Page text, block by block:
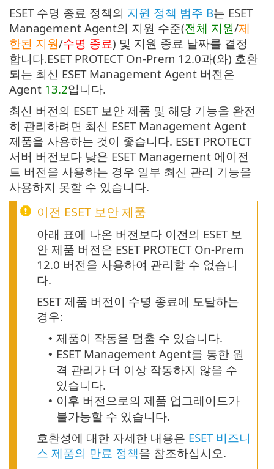
ESET 수명 종료 정책의 지원 정책 범주 B는 ESET
Management Agent의 지원 수준(전체 지원/제
한된 지원/수명 종료) 및 지원 종료 날짜를 결정
합니다.ESET PROTECT On-Prem 12.0과(와) 호환
되는 최신 ESET Management Agent 버전은
Agent 13.2입니다.
최신 버전의 ESET 보안 제품 및 해당 기능을 완전
히 관리하려면 최신 ESET Management Agent
제품을 사용하는 것이 좋습니다. ESET PROTECT
서버 버전보다 낮은 ESET Management 에이전
트 버전을 사용하는 경우 일부 최신 관리 기능을
사용하지 못할 수 있습니다.
이전 ESET 보안 제품
아래 표에 나온 버전보다 이전의 ESET 보
안 제품 버전은 ESET PROTECT On-Prem
12.0 버전을 사용하여 관리할 수 없습니
다.
ESET 제품 버전이 수명 종료에 도달하는
경우:
• 제품이 작동을 멈출 수 있습니다.
• ESET Management Agent를 통한 원
격 관리가 더 이상 작동하지 않을 수
있습니다.
• 이후 버전으로의 제품 업그레이드가
불가능할 수 있습니다.
호환성에 대한 자세한 내용은 ESET 비즈니
스 제품의 만료 정책을 참조하십시오.